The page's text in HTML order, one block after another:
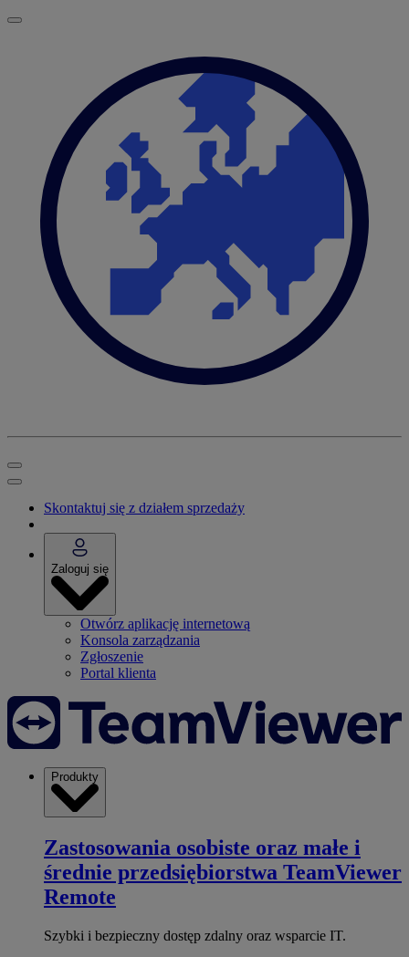
Skontaktuj się z działem sprzedaży
Zaloguj się
Otwórz aplikację internetową
Konsola zarządzania
Zgłoszenie
Portal klienta
Produkty
Zastosowania osobiste oraz małe i
średnie przedsiębiorstwa TeamViewer
Remote
Szybki i bezpieczny dostęp zdalny oraz wsparcie IT.